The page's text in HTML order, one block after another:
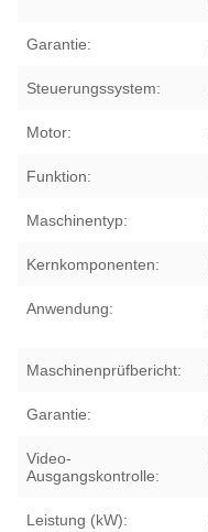
Garantie:
Steuerungssystem:
Motor:
Funktion:
Maschinentyp:
Kernkomponenten:
Anwendung:
Maschinenprüfbericht:
Garantie:
Video-
Ausgangskontrolle:
Leistung (kW):